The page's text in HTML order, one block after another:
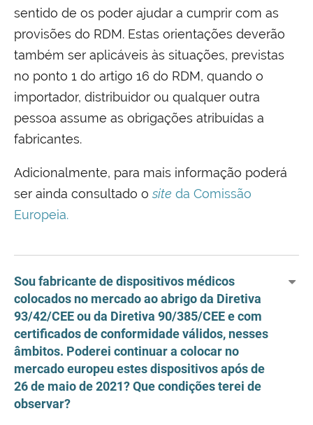
sentido de os poder ajudar a cumprir com as
provisões do RDM. Estas orientações deverão
também ser aplicáveis às situações, previstas
no ponto 1 do artigo 16 do RDM, quando o
importador, distribuidor ou qualquer outra
pessoa assume as obrigações atribuídas a
fabricantes.
Adicionalmente, para mais informação poderá
ser ainda consultado osite da Comissão
Europeia.
Sou fabricante de dispositivos médicos
colocados no mercado ao abrigo da Diretiva
93/42/CEE ou da Diretiva 90/385/CEE e com
certificados de conformidade válidos, nesses
âmbitos. Poderei continuar a colocar no
mercado europeu estes dispositivos após de
26 de maio de 2021? Que condições terei de
observar?